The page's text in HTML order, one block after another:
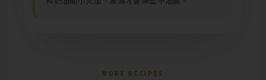
MORE RECIPES